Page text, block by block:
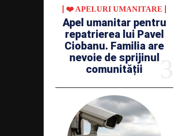
❤️ APELURI UMANITARE
Apel umanitar pentru
repatrierea lui Pavel
Ciobanu. Familia are
nevoie de sprijinul
comunității